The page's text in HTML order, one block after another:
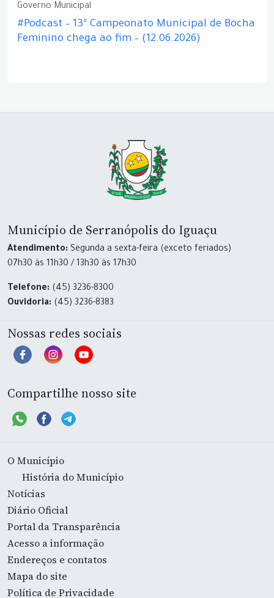
Governo Municipal
#Podcast – 13º Campeonato Municipal de Bocha
Feminino chega ao fim – (12.06.2026)
Município de Serranópolis do Iguaçu
Atendimento: Segunda a sexta-feira (exceto feriados)
07h30 às 11h30 / 13h30 às 17h30
Telefone: (45) 3236-8300
Ouvidoria: (45) 3236-8383
Nossas redes sociais
Compartilhe nosso site
O Município
História do Município
Notícias
Diário Oficial
Portal da Transparência
Acesso a informação
Endereços e contatos
Mapa do site
Política de Privacidade